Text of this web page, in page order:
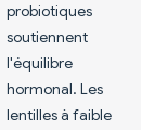
probiotiques
soutiennent
l'équilibre
hormonal. Les
lentilles à faible